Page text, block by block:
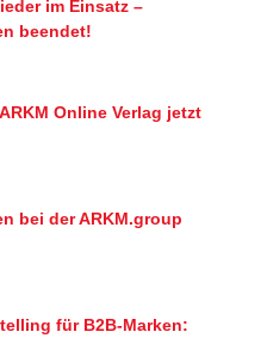
im Einsatz –
beendet!
Online Verlag jetzt
bei der ARKM.group
für B2B-Marken: